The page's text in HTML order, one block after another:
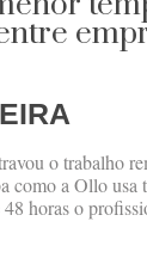
o trabalho
como a Ollo usa
horas o